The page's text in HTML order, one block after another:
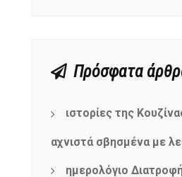
Πρόσφατα
ιστορίες της
αχνιστά σβησμένα με
ημερολόγιο